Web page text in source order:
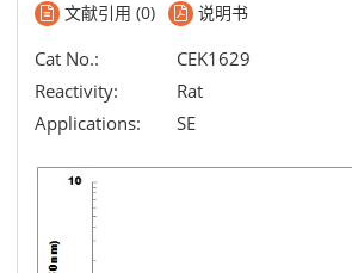
文献引用 (0) 说明书
Cat No.:
CEK1629
Reactivity:
Rat
Applications:
SE